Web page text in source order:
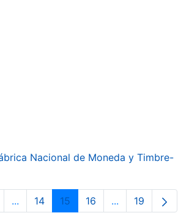
Nacional de Moneda y Timbre-
...Intermediate Pages Use TAB to
Page
14 Page
15 Page
16 ...Intermediate
Page
19